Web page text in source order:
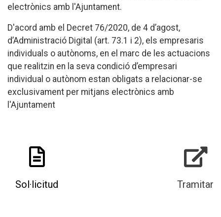
electrònics amb l'Ajuntament.
D'acord amb el Decret 76/2020, de 4 d’agost,
d’Administració Digital (art. 73.1 i 2), els empresaris
individuals o autònoms, en el marc de les actuacions
que realitzin en la seva condició d’empresari
individual o autònom estan obligats a relacionar-se
exclusivament per mitjans electrònics amb
l'Ajuntament
Sol·licitud Tramitar